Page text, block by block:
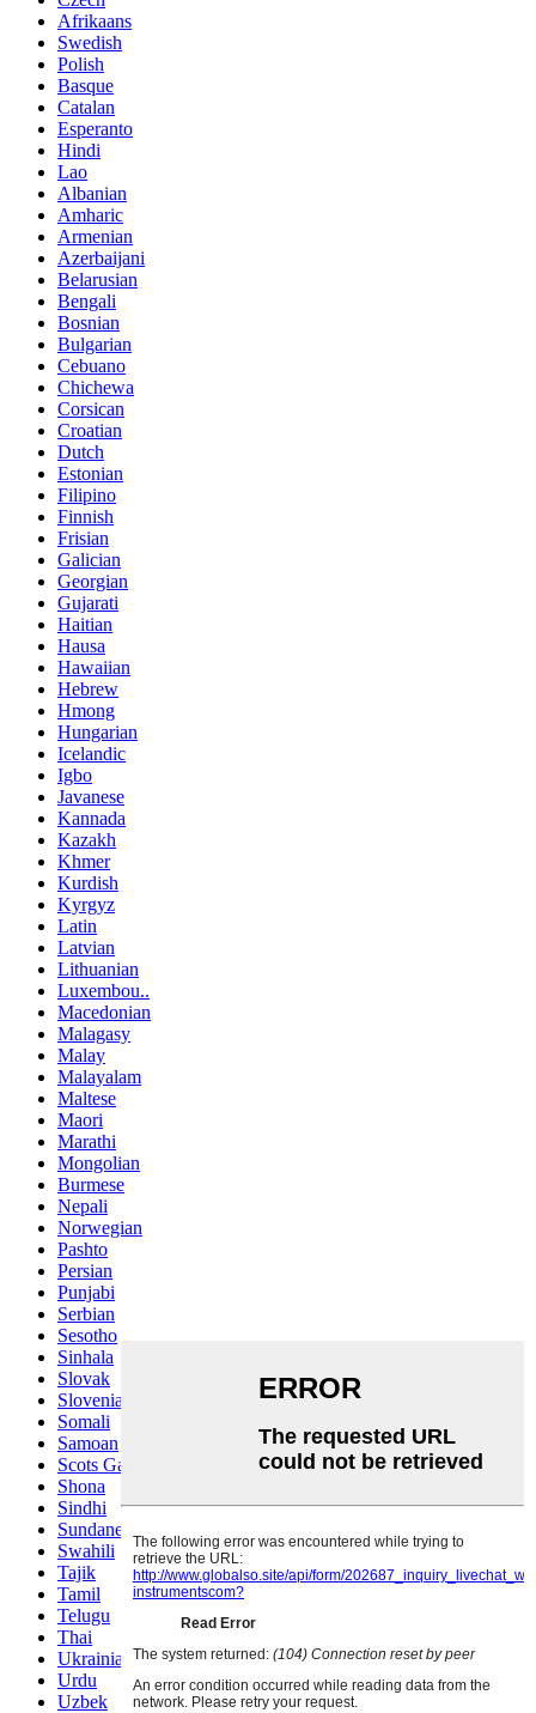
Afrikaans
Swedish
Polish
Basque
Catalan
Esperanto
Hindi
Lao
Albanian
Amharic
Armenian
Azerbaijani
Belarusian
Bengali
Bosnian
Bulgarian
Cebuano
Chichewa
Corsican
Croatian
Dutch
Estonian
Filipino
Finnish
Frisian
Galician
Georgian
Gujarati
Haitian
Hausa
Hawaiian
Hebrew
Hmong
Hungarian
Icelandic
Igbo
Javanese
Kannada
Kazakh
Khmer
Kurdish
Kyrgyz
Latin
Latvian
Lithuanian
Luxembou..
Macedonian
Malagasy
Malay
Malayalam
Maltese
Maori
Marathi
Mongolian
Burmese
Nepali
Norwegian
Pashto
Persian
Punjabi
Serbian
Sesotho
Sinhala
Slovak
Slovenian
Somali
Samoan
Scots Gaelic
Shona
Sindhi
Sundanese
Swahili
Tajik
Tamil
Telugu
Thai
Ukrainian
Urdu
Uzbek